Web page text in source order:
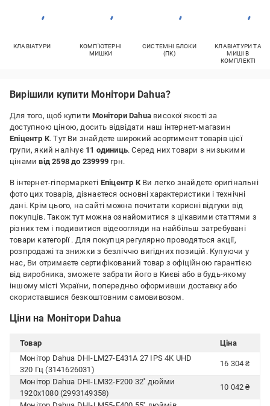
КЛАВІАТУРИ
КОМП'ЮТЕРНІ
МИШКИ
СИСТЕМНІ БЛОКИ
(ПК)
КЛАВІАТУРИ ТА
МИШІ В
КОМПЛЕКТІ
Вирішили купити Монітори Dahua?
Для того, щоб купитиМонітори Dahua високої якості за
доступною ціною, досить відвідати наш інтернет-магазин
Епіцентр К. Тут Ви знайдете широкий асортимент товарів цієї
групи, який налічує 11 одиниць. Серед них товари з низькими
цінамивід 2598 до 239999 грн.
В інтернет-гіпермаркеті Епіцентр КВи легко знайдете оригінальні
фото цих товарів, дізнаєтеся основні характеристики і технічні
дані. Крім цього, на сайті можна почитати корисні відгуки від
покупців. Також тут можна ознайомитися з цікавими статтями з
різних тем і подивитися відеоогляди на найбільш затребувані
товари категорії . Для покупця регулярно проводяться акції,
розпродажі та знижки з безліччю вигідних позицій. Купуючи у
нас, Ви отримаєте сертифікований товар з офіційною гарантією
від виробника, зможете забрати його в Києві або в будь-якому
іншому місті України, попередньо оформивши доставку або
скориставшися безкоштовним самовивозом.
Ціни на Монітори Dahua
Товар
Ціна
Монітор Dahua DHI-LM27-E431A 27 IPS 4K UHD
320 Гц (3141626031)
16 304 ₴
Монітор Dahua DHI-LM32-F200 32'' дюйми
1920х1080 (2993149358)
10 042 ₴